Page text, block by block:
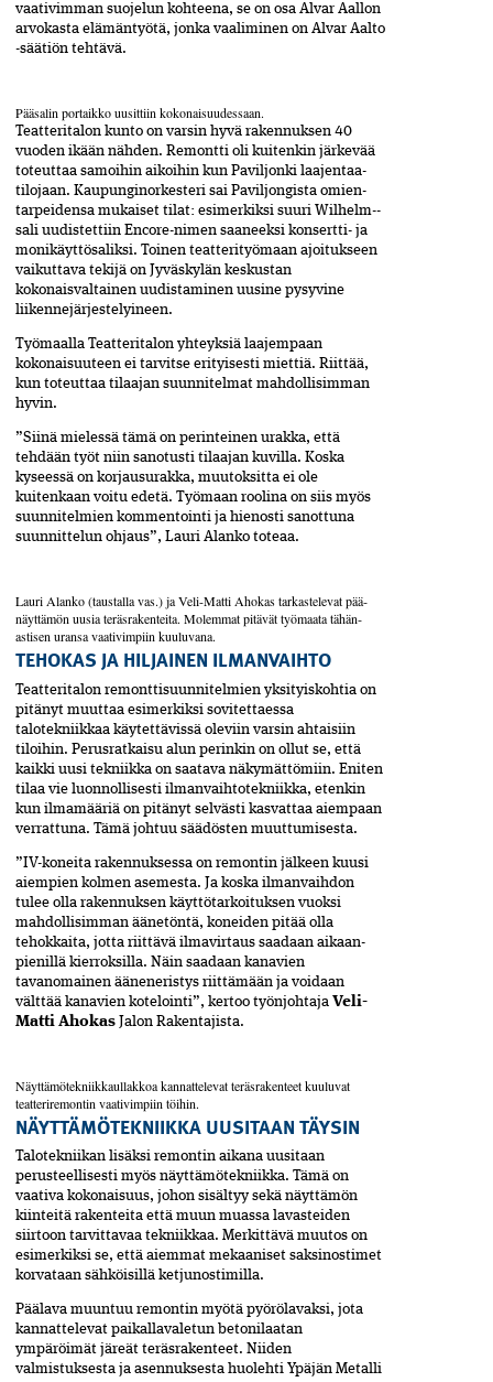
vaativimman suojelun kohteena, se on osa Alvar Aallon
arvokasta elämäntyötä, jonka vaaliminen on Alvar Aalto
-säätiön tehtävä.
Pääsalin portaikko uusittiin kokonaisuudessaan.
Teatteritalon kunto on varsin hyvä rakennuksen 40
vuoden ikään nähden. Remontti oli kuitenkin järkevää
toteuttaa samoihin aikoihin kun Paviljonki laajentaa­
tilojaan. Kaupunginorkesteri sai Paviljongista omien­
tarpeidensa mukaiset tilat: esimerkiksi suuri Wilhelm-­
sali uudistettiin Encore-nimen saaneeksi­ konsertti- ja
monikäyttösaliksi. Toinen teatterityömaan ajoitukseen
vaikuttava tekijä on Jyväskylän keskustan
kokonaisvaltainen uudistaminen uusine pysyvine
liikennejärjestelyineen.
Työmaalla Teatteritalon yhteyksiä laajempaan
kokonaisuuteen ei tarvitse erityisesti miettiä. Riittää,
kun toteuttaa tilaajan suunnitelmat mahdollisimman
hyvin.
”Siinä mielessä tämä on perinteinen urakka, että
tehdään työt niin sanotusti tilaajan kuvilla. Koska
kyseessä on korjausurakka, muutoksitta ei ole
kuitenkaan voitu edetä. Työmaan roolina on siis myös
suunnitelmien kommentointi ja hienosti sanottuna
suunnittelun ohjaus”, Lauri Alanko toteaa.
Lauri Alanko (taustalla vas.) ja Veli-Matti Ahokas tarkastelevat pää­
näyttämön uusia teräsrakenteita. Molemmat pitävät työmaata tähän­
astisen uransa vaativimpiin kuuluvana.
TEHOKAS JA HILJAINEN ILMANVAIHTO
Teatteritalon remonttisuunnitelmien yksityiskohtia on
pitänyt muuttaa esimerkiksi sovitettaessa
talotekniikkaa käytettävissä oleviin varsin ahtaisiin
tiloihin. Perusratkaisu alun perinkin on ollut se, että
kaikki uusi tekniikka on saatava näkymättömiin. Eniten
tilaa vie luonnollisesti ilmanvaihtotekniikka, etenkin
kun ilmamääriä on pitänyt selvästi kasvattaa aiempaan
verrattuna. Tämä johtuu säädösten muuttumisesta.
”IV-koneita rakennuksessa on remontin jälkeen kuusi
aiempien kolmen asemesta. Ja koska ilman­vaihdon
tulee olla rakennuksen käyttötarkoituksen vuoksi
mahdollisimman äänetöntä, koneiden pitää olla
tehokkaita, jotta riittävä ilmavirtaus saadaan aikaan­
pienillä kierroksilla. Näin saadaan kanavien
tavanomainen ääneneristys riittämään ja voidaan
välttää kanavien kotelointi”, kertoo työnjohtaja Veli-
Matti Ahokas Jalon Rakentajista.
Näyttämötekniikkaullakkoa kannattelevat teräsrakenteet kuuluvat
teatteriremontin vaativimpiin töihin.
NÄYTTÄMÖTEKNIIKKA UUSITAAN TÄYSIN
Talotekniikan lisäksi remontin aikana uusitaan
perusteellisesti myös näyttämötekniikka. Tämä on
vaativa kokonaisuus, johon sisältyy sekä näyttämön
kiinteitä rakenteita että muun muassa lavasteiden
siirtoon tarvittavaa tekniikkaa. Merkittävä muutos on
esimerkiksi se, että aiemmat mekaaniset saksinostimet
korvataan sähköisillä ketjunostimilla.
Päälava muuntuu remontin myötä pyörölavaksi, jota
kannattelevat paikallavaletun betonilaatan
ympäröimät järeät teräsrakenteet. Niiden
valmistuksesta ja asennuksesta huolehti Ypäjän Metalli